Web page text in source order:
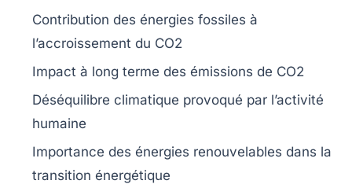
Contribution des énergies fossiles à
l’accroissement du CO2
Impact à long terme des émissions de CO2
Déséquilibre climatique provoqué par l’activité
humaine
Importance des énergies renouvelables dans la
transition énergétique